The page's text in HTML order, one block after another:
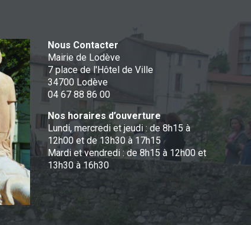
Nous Contacter
Mairie de Lodève
7 place de l'Hôtel de Ville
34700 Lodève
04 67 88 86 00
Nos horaires d’ouverture
Lundi, mercredi et jeudi : de 8h15 à
12h00 et de 13h30 à 17h15
Mardi et vendredi : de 8h15 à 12h00 et
13h30 à 16h30